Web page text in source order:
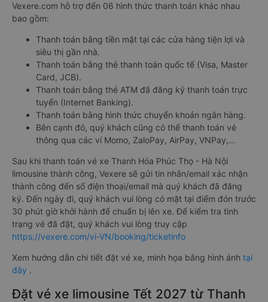
Vexere.com hỗ trợ đến 06 hình thức thanh toán khác nhau
bao gồm:
Thanh toán bằng tiền mặt tại các cửa hàng tiện lợi và
siêu thị gần nhà.
Thanh toán bằng thẻ thanh toán quốc tế (Visa, Master
Card, JCB).
Thanh toán bằng thẻ ATM đã đăng ký thanh toán trực
tuyến (Internet Banking).
Thanh toán bằng hình thức chuyển khoản ngân hàng.
Bên cạnh đó, quý khách cũng có thể thanh toán vé
thông qua các ví Momo, ZaloPay, AirPay, VNPay,…
Sau khi thanh toán vé xe Thanh Hóa Phúc Thọ - Hà Nội
limousine thành công, Vexere sẽ gửi tin nhắn/email xác nhận
thành công đến số điện thoại/email mà quý khách đã đăng
ký. Đến ngày đi, quý khách vui lòng có mặt tại điểm đón trước
30 phút giờ khởi hành để chuẩn bị lên xe. Để kiểm tra tình
trạng vé đã đặt, quý khách vui lòng truy cập
https://vexere.com/vi-VN/booking/ticketinfo
Xem hướng dẫn chi tiết đặt vé xe, minh họa bằng hình ảnh tại
đây .
Đặt vé xe limousine Tết 2027 từ Thanh